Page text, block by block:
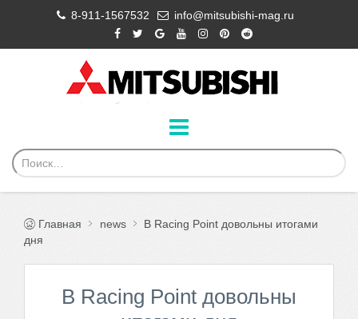
8-911-1567532 info@mitsubishi-mag.ru
Главная news
В Racing Point довольны итогами
дня
В Racing Point довольны